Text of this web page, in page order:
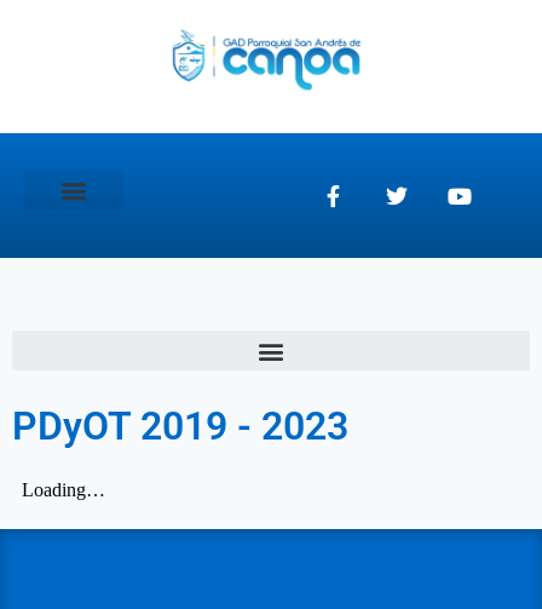
PDyOT 2019 - 2023